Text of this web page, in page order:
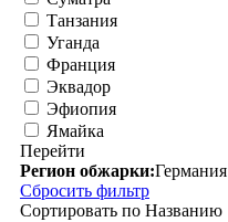
Танзания
Уганда
Франция
Эквадор
Эфиопия
Ямайка
Перейти
Регион обжарки:Германия
Сбросить фильтр
Сортировать по Названию